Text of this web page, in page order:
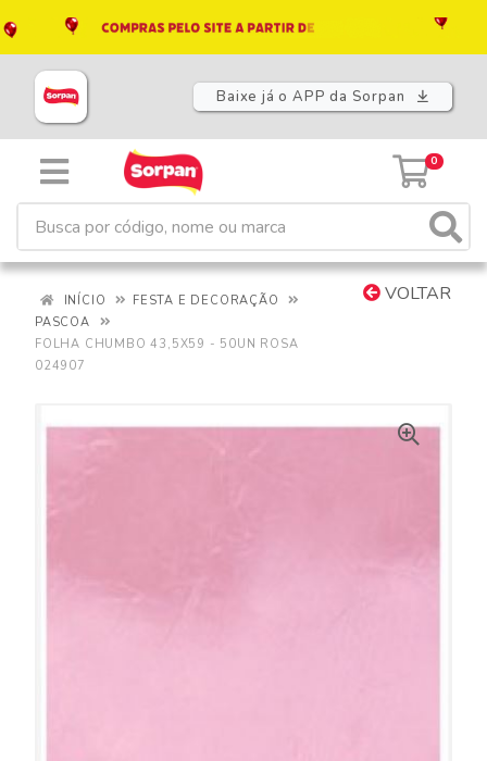
Baixe já o APP da Sorpan
0
VOLTAR
INÍCIO
FESTA E DECORAÇÃO
PASCOA
FOLHA CHUMBO 43,5X59 - 50UN ROSA
024907